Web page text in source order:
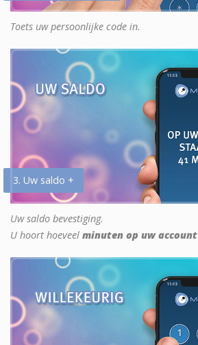
Toets uw persoonlijke code in.
3. Uw saldo +
Uw saldo bevestiging.
U hoort hoeveel minuten op uw account